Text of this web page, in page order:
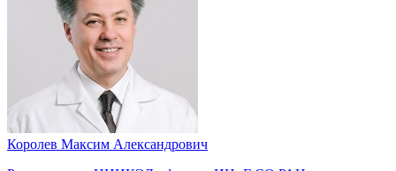
Королев Максим Александрович